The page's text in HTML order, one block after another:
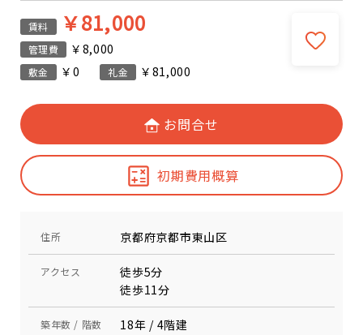
賃料 ￥81,000
管理費 ￥8,000
敷金 ￥0 礼金 ￥81,000
お問合せ
初期費用概算
住所 京都府京都市東山区
アクセス
徒歩5分
徒歩11分
築年数 / 階数 18年 / 4階建